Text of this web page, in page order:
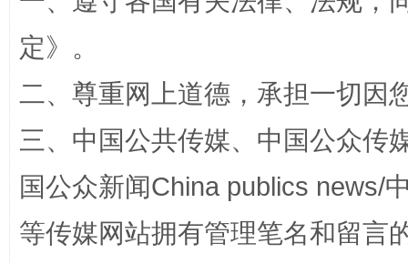
阿坝州三大球赛在茂县开幕 规模
定》。
二、尊重网上道德，承担一切因
三、中国公共传媒、中国公众传
国公众新闻China publics news/
等传媒网站拥有管理笔名和留言